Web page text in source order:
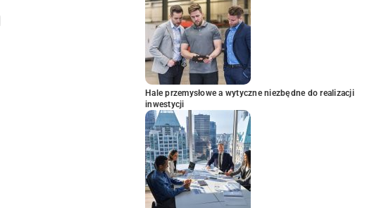
Hale przemysłowe a wytyczne niezbędne do realizacji
inwestycji